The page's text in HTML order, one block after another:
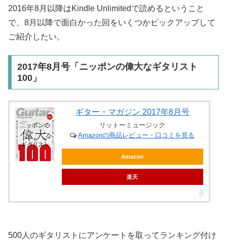
2016年8月以降はKindle Unlimitedで読めるということ
で、8月以降で面白かった回をいくつかピックアップして
ご紹介したい。
2017年8月号「ニッポンの偉大なギタリスト
100」
ギター・マガジン 2017年8月号
リットーミュージック
Amazonの商品レビュー・口コミを見る
Amazon
楽天
500人のギタリストにアンケートを取ってランキング付け